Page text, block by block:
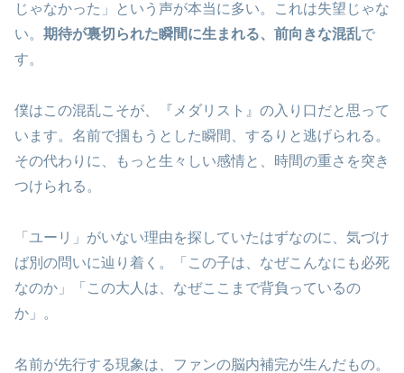
じゃなかった」という声が本当に多い。これは失望じゃな
い。 期待が裏切られた瞬間に生まれる、前向きな混乱で
す。
僕はこの混乱こそが、『メダリスト』の入り口だと思って
います。名前で掴もうとした瞬間、するりと逃げられる。
その代わりに、もっと生々しい感情と、時間の重さを突き
つけられる。
「ユーリ」がいない理由を探していたはずなのに、気づけ
ば別の問いに辿り着く。「この子は、なぜこんなにも必死
なのか」「この大人は、なぜここまで背負っているの
か」。
名前が先行する現象は、ファンの脳内補完が生んだもの。